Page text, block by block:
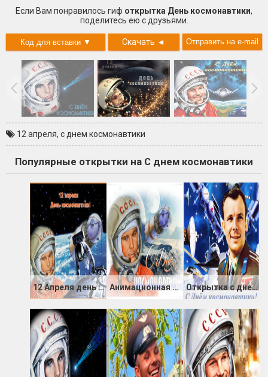
Если Вам понравилось гиф открытка День космонавтики,
поделитесь ею с друзьями.
Скачать ◄
12 апреля, с днем космонавтики
Популярные открытки на С днем космонавтики
12 Апреля день космонавтики Анимационная открытка с днем космонавтики Открытка с днем Космонавтики